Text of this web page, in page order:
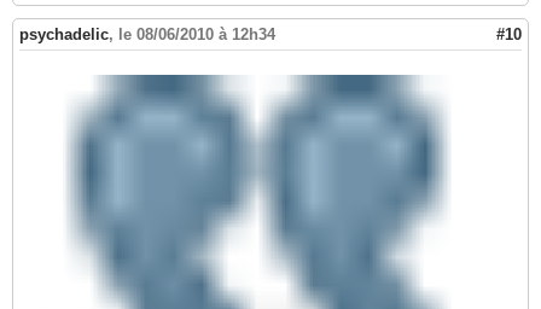
psychadelic, le 08/06/2010 à 12h34 #10